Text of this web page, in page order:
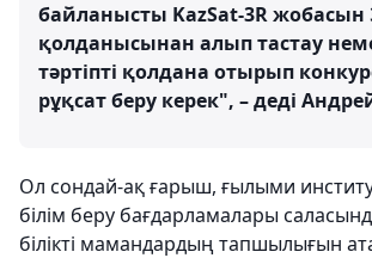
байланысты KazSat-3R
қолданысынан алып тастау
тәртіпті қолдана отырып
рұқсат беру керек", – деді
Ол сондай-ақ ғарыш, ғылыми
білім беру бағдарламалары
білікті мамандардың тапшылығын